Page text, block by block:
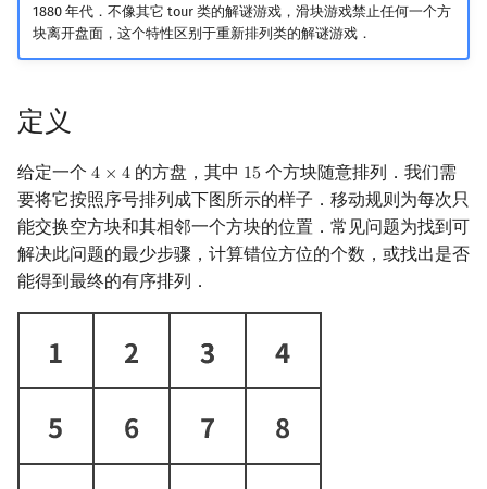
Code::Blocks
排序应用
DP 优化
后缀树
回文树
序列自动机
最小表示法
Main–Lorentz 算法
卢卡斯定理
阶 & 原根
离散对数
数论分块
莫比乌斯反演
普通生成函数
图论计数
线性规划
概率论
博弈论
数值算法
杨氏矩阵
Berlekamp–Massey 算法
二叉搜索树 & 平衡树
可持久化数据结构
树套树
K-D Tree
析合树
手指树
最小环
欧拉图
哈密顿图
二分图
弦图
网络流
1880 年代．不像其它 tour 类的解谜游戏，滑块游戏禁止任何一个方
块离开盘面，这个特性区别于重新排列类的解谜游戏．
定义
给定一个 4 × 4
4 ×4 的方盘，其中 15
15个方块随意排列．我们需
要将它按照序号排列成下图所示的样子．移动规则为每次只
能交换空方块和其相邻一个方块的位置．常见问题为找到可
解决此问题的最少步骤，计算错位方位的个数，或找出是否
能得到最终的有序排列．